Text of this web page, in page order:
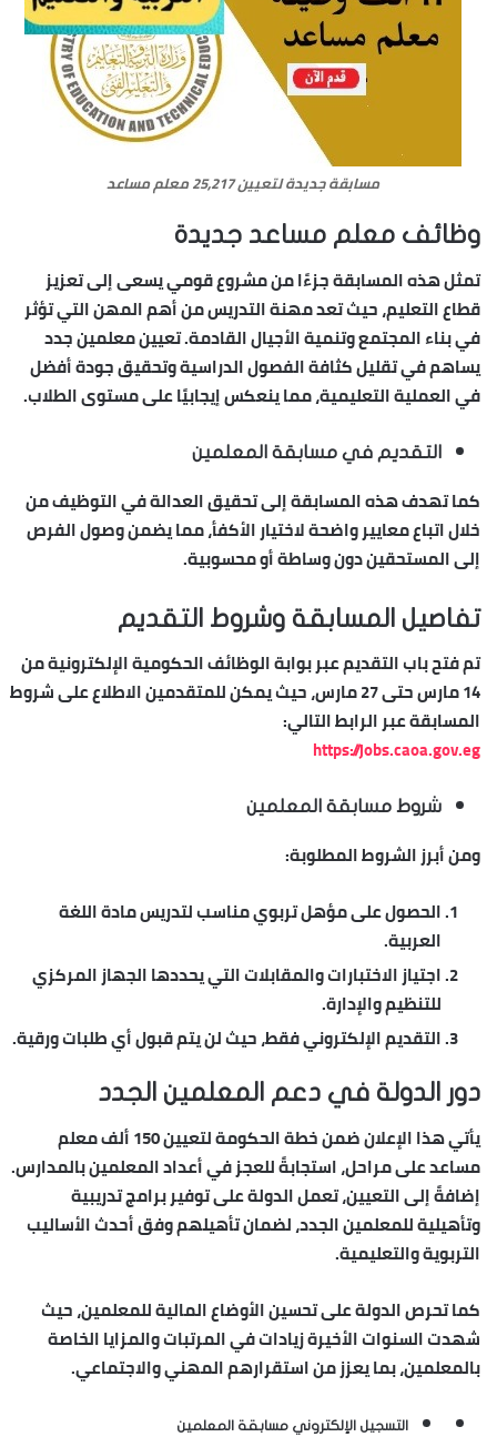
مسابقة جديدة لتعيين 25,217 معلم مساعد
وظائف معلم مساعد جديدة
تمثل هذه المسابقة جزءًا من مشروع قومي يسعى إلى تعزيز
قطاع التعليم، حيث تعد مهنة التدريس من أهم المهن التي تؤثر
في بناء المجتمع وتنمية الأجيال القادمة. تعيين معلمين جدد
يساهم في تقليل كثافة الفصول الدراسية وتحقيق جودة أفضل
في العملية التعليمية، مما ينعكس إيجابيًا على مستوى الطلاب.
التقديم في مسابقة المعلمين
كما تهدف هذه المسابقة إلى تحقيق العدالة في التوظيف من
خلال اتباع معايير واضحة لاختيار الأكفأ، مما يضمن وصول الفرص
إلى المستحقين دون وساطة أو محسوبية.
تفاصيل المسابقة وشروط التقديم
تم فتح باب التقديم عبر بوابة الوظائف الحكومية الإلكترونية من
14 مارس حتى 27 مارس، حيث يمكن للمتقدمين الاطلاع على شروط
المسابقة عبر الرابط التالي:
https://jobs.caoa.gov.eg
شروط مسابقة المعلمين
ومن أبرز الشروط المطلوبة:
الحصول على مؤهل تربوي مناسب لتدريس مادة اللغة
العربية.
اجتياز الاختبارات والمقابلات التي يحددها الجهاز المركزي
للتنظيم والإدارة.
التقديم الإلكتروني فقط، حيث لن يتم قبول أي طلبات ورقية.
دور الدولة في دعم المعلمين الجدد
يأتي هذا الإعلان ضمن خطة الحكومة لتعيين 150 ألف معلم
مساعد على مراحل، استجابةً للعجز في أعداد المعلمين بالمدارس.
إضافةً إلى التعيين، تعمل الدولة على توفير برامج تدريبية
وتأهيلية للمعلمين الجدد، لضمان تأهيلهم وفق أحدث الأساليب
التربوية والتعليمية.
كما تحرص الدولة على تحسين الأوضاع المالية للمعلمين، حيث
شهدت السنوات الأخيرة زيادات في المرتبات والمزايا الخاصة
بالمعلمين، بما يعزز من استقرارهم المهني والاجتماعي.
التسجيل الإلكتروني مسابقة المعلمين